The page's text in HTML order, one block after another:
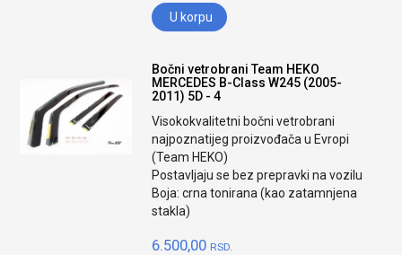
U korpu
Bočni vetrobrani Team HEKO
MERCEDES B-Class W245 (2005-
2011) 5D - 4
Visokokvalitetni bočni vetrobrani
najpoznatijeg proizvođača u Evropi
(Team HEKO)
Postavljaju se bez prepravki na vozilu
Boja: crna tonirana (kao zatamnjena
stakla)
6.500,00 RSD.